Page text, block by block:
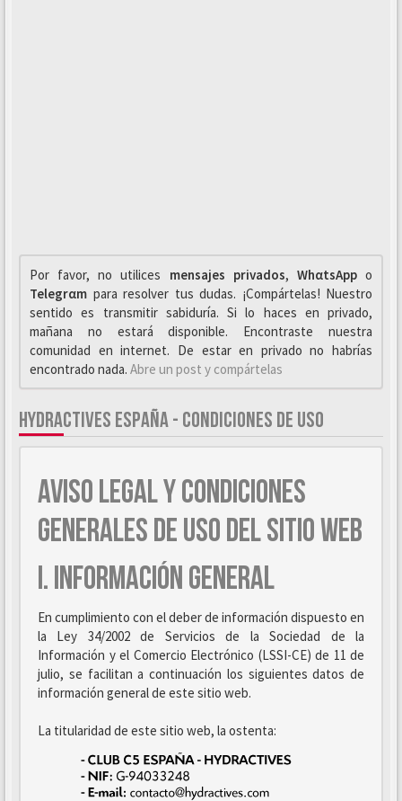
Por favor, no utilices mensajes privados, WhαtsAppo
Telegrαm para resolver tus dudas. ¡Compártelas! Nuestro
sentido es transmitir sabiduría. Si lo haces en privado,
mañana no estará disponible. Encontraste nuestra
comunidad en internet. De estar en privado no habrías
encontrado nada. Abre un post y compártelas
HYDRACTIVES ESPAÑA - CONDICIONES DE USO
AVISO LEGAL Y CONDICIONES
GENERALES DE USO DEL SITIO WEB
I. INFORMACIÓN GENERAL
En cumplimiento con el deber de información dispuesto en
la Ley 34/2002 de Servicios de la Sociedad de la
Información y el Comercio Electrónico (LSSI-CE) de 11 de
julio, se facilitan a continuación los siguientes datos de
información general de este sitio web.
La titularidad de este sitio web, la ostenta: